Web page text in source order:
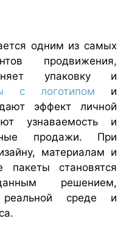
одним из самых
продвижения,
упаковку и
с логотипом и
эффект личной
узнаваемость и
продажи. При
материалам и
пакеты становятся
решением,
среде и